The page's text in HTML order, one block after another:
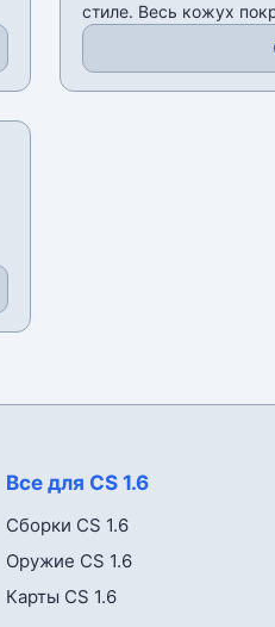
стиле. Весь кожух
Все для CS 1.6
Сборки CS 1.6
Оружие CS 1.6
Карты CS 1.6